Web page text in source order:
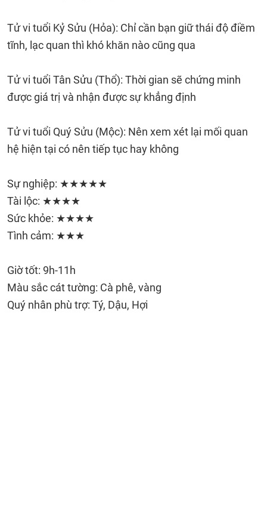
Tử vi tuổi Kỷ Sửu (Hỏa): Chỉ cần bạn giữ thái độ điềm
tĩnh, lạc quan thì khó khăn nào cũng qua
Tử vi tuổi Tân Sửu (Thổ): Thời gian sẽ chứng minh
được giá trị và nhận được sự khẳng định
Tử vi tuổi Quý Sửu (Mộc): Nên xem xét lại mối quan
hệ hiện tại có nên tiếp tục hay không
Sự nghiệp: ★★★★★
Tài lộc: ★★★★
Sức khỏe: ★★★★
Tình cảm: ★★★
Giờ tốt: 9h-11h
Màu sắc cát tường: Cà phê, vàng
Quý nhân phù trợ: Tý, Dậu, Hợi